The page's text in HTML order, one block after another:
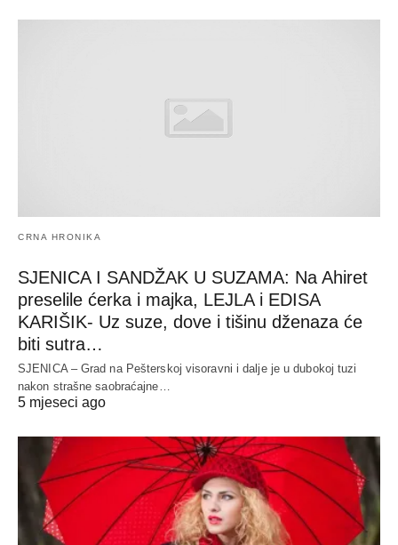
CRNA HRONIKA
SJENICA I SANDŽAK U SUZAMA: Na Ahiret
preselile ćerka i majka, LEJLA i EDISA
KARIŠIK- Uz suze, dove i tišinu dženaza će
biti sutra…
SJENICA – Grad na Pešterskoj visoravni i dalje je u dubokoj tuzi
nakon strašne saobraćajne…
5 mjeseci ago